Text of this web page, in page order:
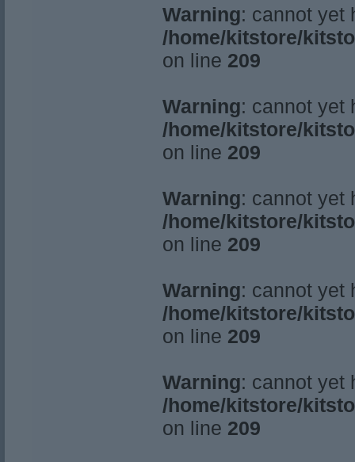
Warning: cannot yet
/home/kitstore/
on line 209
Warning: cannot yet
/home/kitstore/
on line 209
Warning: cannot yet
/home/kitstore/
on line 209
Warning: cannot yet
/home/kitstore/
on line 209
Warning: cannot yet
/home/kitstore/
on line 209